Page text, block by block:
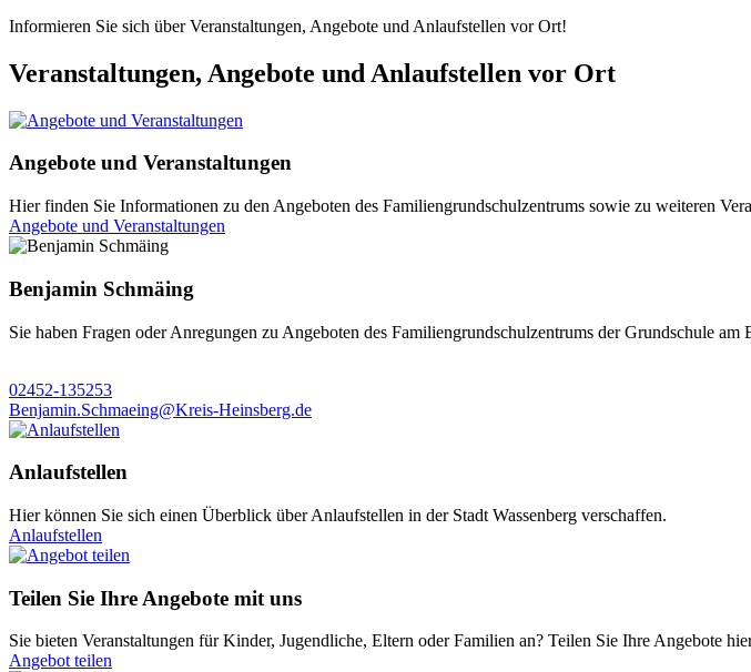
Informieren Sie sich über Veranstaltungen, Angebote und Anlaufstellen vor Ort!
Veranstaltungen, Angebote und Anlaufstellen vor Ort
Angebote und Veranstaltungen
Hier finden Sie Informationen zu den Angeboten des Familiengrundschulzentrums sowie zu weiteren
Angebote und Veranstaltungen
Benjamin Schmäing
Sie haben Fragen oder Anregungen zu Angeboten des Familiengrundschulzentrums der Grundschule am
02452-135253
Benjamin.Schmaeing@Kreis-Heinsberg.de
Anlaufstellen
Hier können Sie sich einen Überblick über Anlaufstellen in der Stadt Wassenberg verschaffen.
Anlaufstellen
Teilen Sie Ihre Angebote mit uns
Sie bieten Veranstaltungen für Kinder, Jugendliche, Eltern oder Familien an? Teilen Sie Ihre Angebote
Angebot teilen